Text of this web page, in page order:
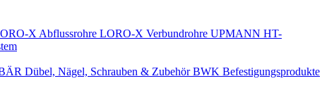
X Abflussrohre LORO-X Verbundrohre UPMANN HT-
Dübel, Nägel, Schrauben & ZubehörBWK Befestigungsprodukte